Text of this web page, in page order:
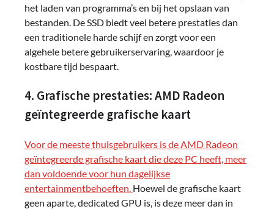
het laden van programma’s en bij het opslaan van
bestanden. De SSD biedt veel betere prestaties dan
een traditionele harde schijf en zorgt voor een
algehele betere gebruikerservaring, waardoor je
kostbare tijd bespaart.
4. Grafische prestaties: AMD Radeon
geïntegreerde grafische kaart
Voor de meeste thuisgebruikers is de AMD Radeon
geïntegreerde grafische kaart die deze PC heeft, meer
dan voldoende voor hun dagelijkse
entertainmentbehoeften. Hoewel de grafische kaart
geen aparte, dedicated GPU is, is deze meer dan in